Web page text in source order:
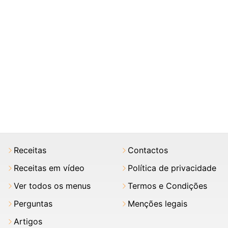
Receitas
Receitas em vídeo
Ver todos os menus
Perguntas
Artigos
Contactos
Política de privacidade
Termos e Condições
Menções legais